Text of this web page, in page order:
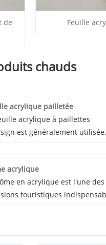
de
Feuille
chauds
acrylique pailletée
acrylique à paillettes
est généralement utilisée
des produits acryliques
est que nous utilisons de
matériaux Mitsubishi
tolérance de couleur, un
acrylique
en acrylique est l'une des
touristiques